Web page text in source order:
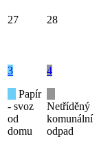
27 28
3
Papír
- svoz
od
domu
4
Netříděný
komunální
odpad